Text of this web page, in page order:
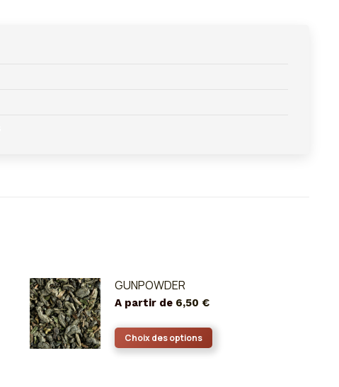
GUNPOWDER
A partir de 6,50 €
Choix des options
produit